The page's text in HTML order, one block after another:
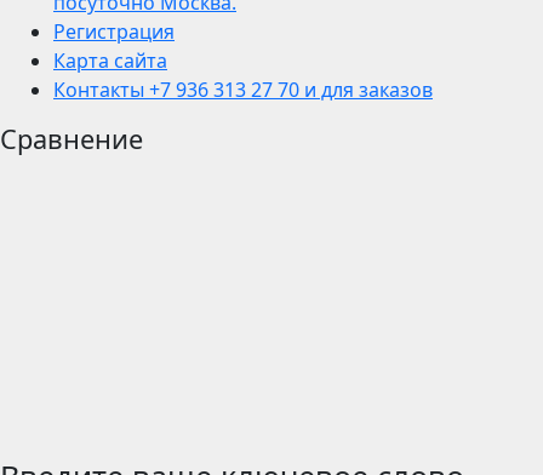
Регистрация
Карта сайта
Контакты +7 936 313 27 70 и для заказов
Сравнение